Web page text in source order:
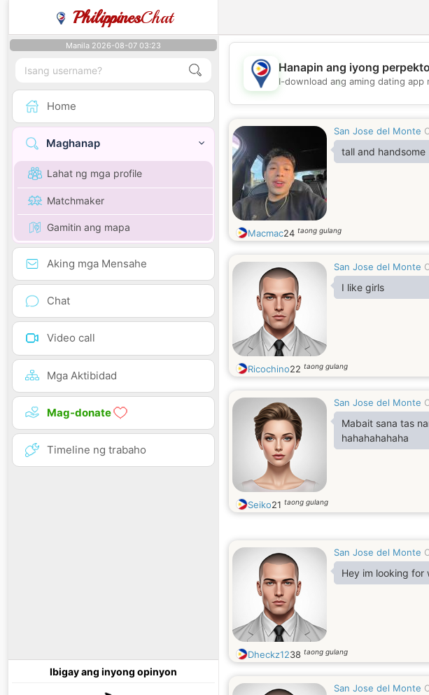
PhilippinesChat
Manila 2026-08-07 03:23
Home
Maghanap
Lahat ng mga profile
Matchmaker
Gamitin ang mapa
Aking mga Mensahe
Chat
Video call
Mga Aktibidad
Mag-donate
Timeline ng trabaho
Ibigay ang inyong opinyon
💖
Hanapin ang iyong
I-download ang aming dating app
San Jose del Monte
tall and handsome
Macmac24 taong gulang
San Jose del Monte
I like girls
Ricochino22 taong gulang
San Jose del Monte
Mabait sana tas
hahahahahaha
Seiko21 taong gulang
San Jose del Monte
Hey im looking for
Dheckz1238 taong gulang
San Jose del Monte